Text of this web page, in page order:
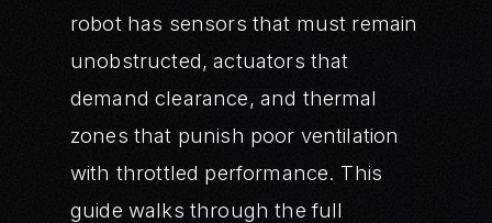
robot has sensors that must remain
unobstructed, actuators that
demand clearance, and thermal
zones that punish poor ventilation
with throttled performance. This
guide walks through the full